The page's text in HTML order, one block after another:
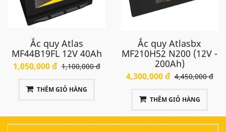
Ắc quy Atlas
MF44B19FL 12V 40Ah
1,050,000 đ 1,100,000 đ
THÊM GIỎ HÀNG
Ắc quy Atlasbx
MF210H52 N200 (12V -
200Ah)
4,300,000 đ 4,450,000 đ
THÊM GIỎ HÀNG